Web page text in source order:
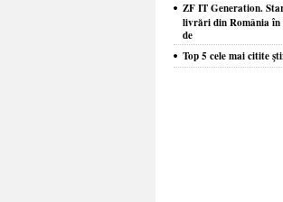
ZF IT Generation.
livrări din România în
de
Top 5 cele mai citite